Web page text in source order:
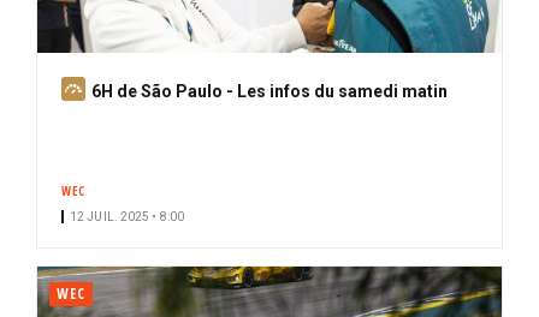
A
6H de São Paulo - Les infos du samedi matin
WEC
12 JUIL. 2025 • 8:00
WEC